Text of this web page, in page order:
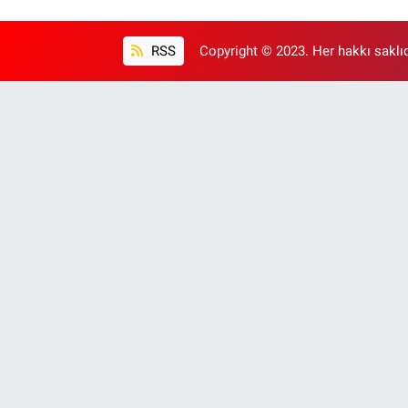
RSS Copyright © 2023. Her hakkı